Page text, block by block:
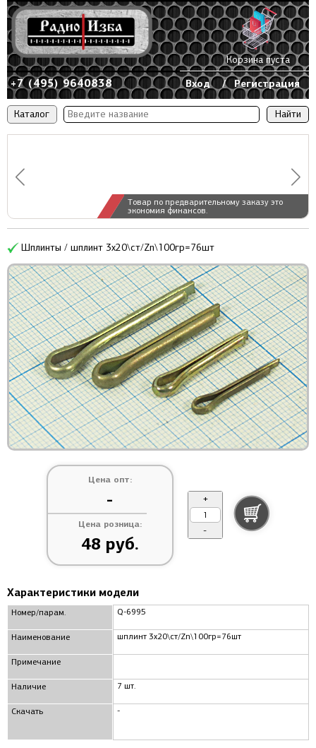
Каталог
Товар по предварительному заказу это
экономия финансов.
+7 (495) 9640838 Вход / Регистрация
Корзина пуста
Шплинты / шплинт 3x20\ст/Zn\100гр=76шт
Цена опт:
-
Цена розница:
48 руб.
+
-
Характеристики модели
Номер/парам.
Наименование
Примечание
Наличие
Скачать
Q-6995
шплинт 3x20\ст/Zn\100гр=76шт
7 шт.
-